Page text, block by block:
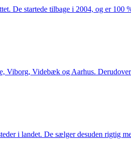
De startede tilbage i 2004, og er 100
Videbæk og Aarhus.
i landet. De sælger desuden rigtig